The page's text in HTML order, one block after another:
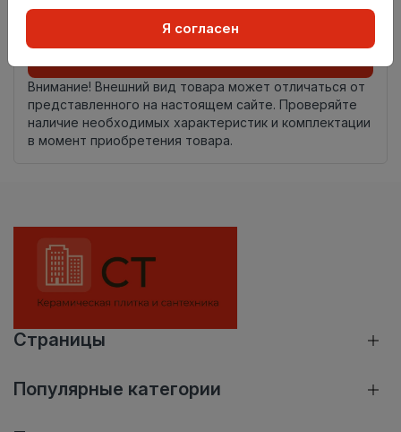
Внимание! Внешний вид товара может отличаться от
представленного на настоящем сайте. Проверяйте
наличие необходимых характеристик и комплектации
в момент приобретения товара.
Страницы
Популярные категории
Я согласен